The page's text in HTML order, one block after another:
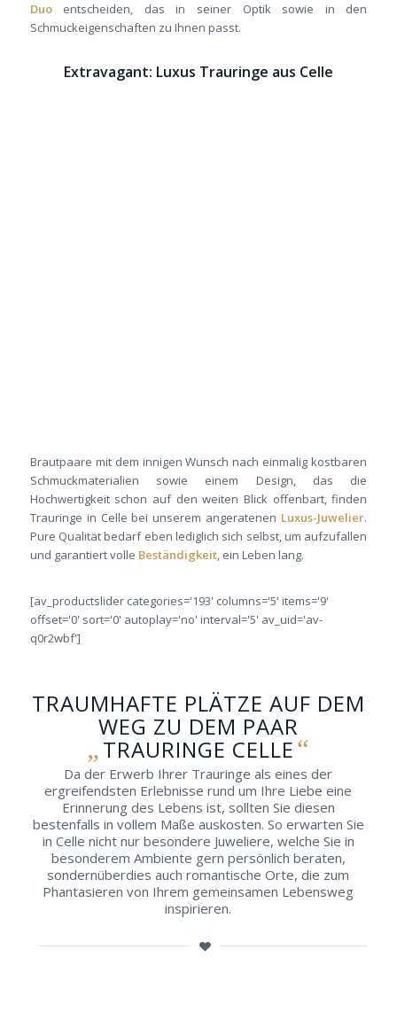
Duoentscheiden, das in seiner Optik sowie in den
Schmuckeigenschaften zu Ihnen passt.
Extravagant: Luxus Trauringe aus Celle
Brautpaare mit dem innigen Wunsch nach einmalig kostbaren
Schmuckmaterialien sowie einem Design, das die
Hochwertigkeit schon auf den weiten Blick offenbart, finden
Trauringe in Celle bei unserem angeratenen Luxus-Juwelier.
Pure Qualität bedarf eben lediglich sich selbst, um aufzufallen
und garantiert volle Beständigkeit, ein Leben lang.
[av_productslider categories='193' columns='5' items='9'
offset='0' sort='0' autoplay='no' interval='5' av_uid='av-
q0r2wbf']
TRAUMHAFTE PLÄTZE AUF DEM
WEG ZU DEM PAAR
„TRAURINGE CELLE“
Da der Erwerb Ihrer Trauringe als eines der
ergreifendsten Erlebnisse rund um Ihre Liebe eine
Erinnerung des Lebens ist, sollten Sie diesen
bestenfalls in vollem Maße auskosten. So erwarten Sie
in Celle nicht nur besondere Juweliere, welche Sie in
besonderem Ambiente gern persönlich beraten,
sondernüberdies auch romantische Orte, die zum
Phantasieren von Ihrem gemeinsamen Lebensweg
inspirieren.